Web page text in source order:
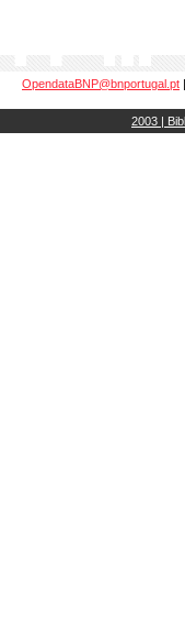
OpendataBNP@bnportugal.pt
2003 |